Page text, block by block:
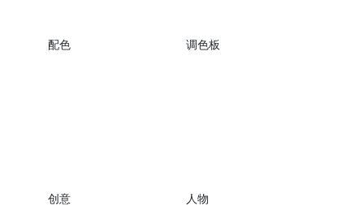
配色 调色板
创意 人物